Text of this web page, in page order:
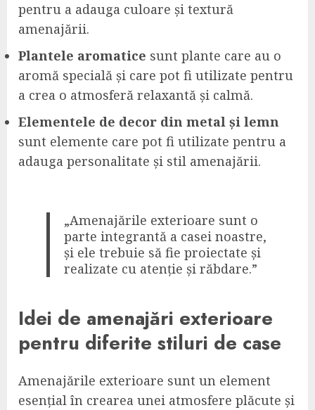
pentru a adauga culoare și textură
amenajării.
Plantele aromatice sunt plante care au o
aromă specială și care pot fi utilizate pentru
a crea o atmosferă relaxantă și calmă.
Elementele de decor din metal și lemn
sunt elemente care pot fi utilizate pentru a
adauga personalitate și stil amenajării.
„Amenajările exterioare sunt o
parte integrantă a casei noastre,
și ele trebuie să fie proiectate și
realizate cu atenție și răbdare.”
Idei de amenajări exterioare
pentru diferite stiluri de case
Amenajările exterioare sunt un element
esențial în crearea unei atmosfere plăcute și